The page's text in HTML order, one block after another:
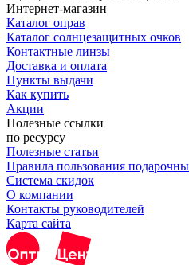
Интернет-магазин
Каталог оправ
Каталог солнцезащитных очков
Контактные линзы
Доставка и оплата
Пункты выдачи
Как купить
Акции
Полезные ссылки
по ресурсу
Полезные статьи
Правила пользования
Система скидок
О компании
Контакты руководителей
Карта сайта